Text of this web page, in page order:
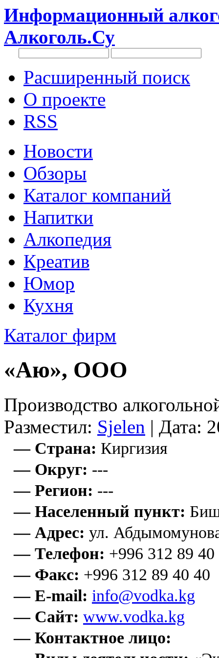
Информационный
Алкоголь.Су
Расширенный поиск
О проекте
RSS
Новости
Обзоры
Каталог компаний
Напитки
Алкопедия
Креатив
Юмор
Кухня
Каталог фирм
«Аю», ООО
Производство
Разместил: Sjelen | Дата:
— Страна: Киргизия
— Округ: ---
— Регион: ---
— Населенный пункт:
— Адрес: ул.
— Телефон: +996 312 89 40
— Факс: +996 312 89 40 40
— E-mail: info@vodka.kg
— Сайт: www.vodka.kg
— Контактное лицо: